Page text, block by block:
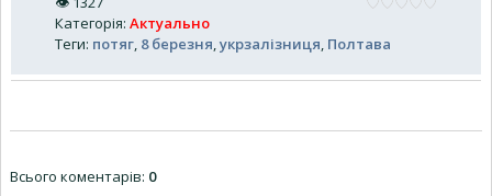
Категорія: Актуально
Теги: потяг 8 березня укрзалізниця Полтава
Всього коментарів: 0